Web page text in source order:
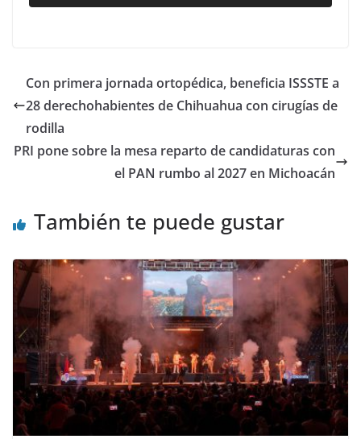
Con primera jornada ortopédica, beneficia ISSSTE a
28 derechohabientes de Chihuahua con cirugías de
rodilla
PRI pone sobre la mesa reparto de candidaturas con
el PAN rumbo al 2027 en Michoacán
También te puede gustar